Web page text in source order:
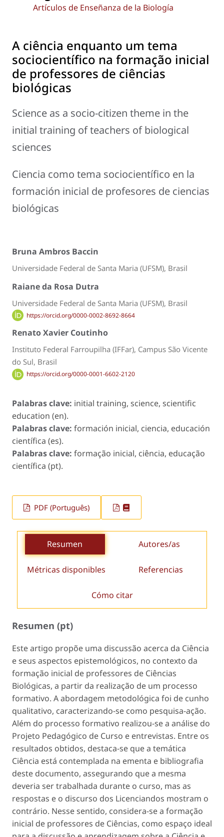
Artículos de Enseñanza de la Biología
A ciência enquanto um tema
sociocientífico na formação inicial
de professores de ciências
biológicas
Science as a socio-citizen theme in the
initial training of teachers of biological
sciences
Ciencia como tema sociocientífico en la
formación inicial de profesores de ciencias
biológicas
Bruna Ambros Baccin
Universidade Federal de Santa Maria (UFSM), Brasil
Raiane da Rosa Dutra
Universidade Federal de Santa Maria (UFSM), Brasil
https://orcid.org/0000-0002-8692-8664
Renato Xavier Coutinho
Instituto Federal Farroupilha (IFFar), Campus São Vicente
do Sul, Brasil
https://orcid.org/0000-0001-6602-2120
Palabras clave: initial training, science, scientific
education (en).
Palabras clave: formación inicial, ciencia, educación
científica (es).
Palabras clave: formação inicial, ciência, educação
científica (pt).
PDF (Português)
Resumen Autores/as
Métricas disponibles Referencias
Cómo citar
Resumen (pt)
Este artigo propõe uma discussão acerca da Ciência
e seus aspectos epistemológicos, no contexto da
formação inicial de professores de Ciências
Biológicas, a partir da realização de um processo
formativo. A abordagem metodológica foi de cunho
qualitativo, caracterizando-se como pesquisa-ação.
Além do processo formativo realizou-se a análise do
Projeto Pedagógico de Curso e entrevistas. Entre os
resultados obtidos, destaca-se que a temática
Ciência está contemplada na ementa e bibliografia
deste documento, assegurando que a mesma
deveria ser trabalhada durante o curso, mas as
respostas e o discurso dos Licenciandos mostram o
contrário. Nesse sentido, considera-se a formação
inicial de professores de Ciências, como espaço ideal